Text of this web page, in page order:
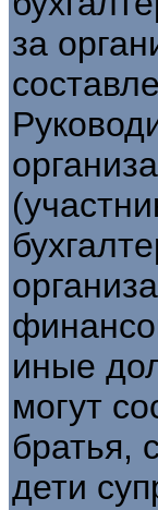
за
иные
могут
братья,
дети